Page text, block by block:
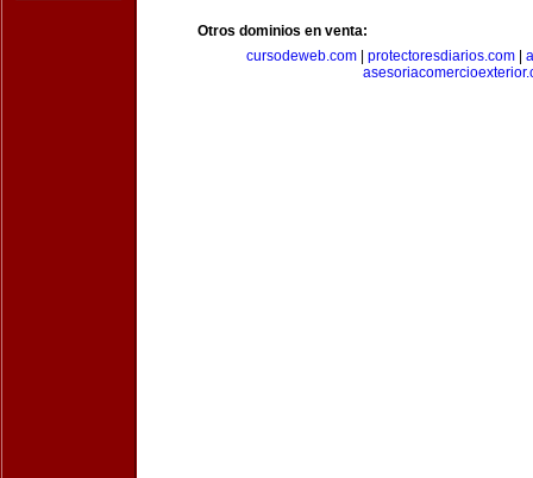
Otros dominios en venta:
cursodeweb.com
protectoresdiarios.com